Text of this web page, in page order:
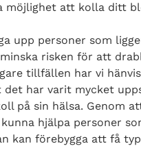
möjlighet att kolla ditt
upp personer som
risken för att
tillfällen har vi
det har varit mycket
på sin hälsa. Genom
hjälpa personer
kan förebygga att få